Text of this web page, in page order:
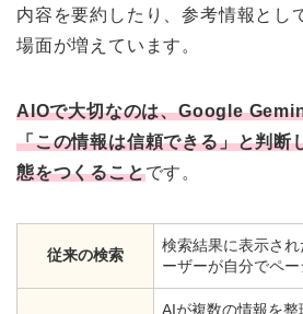
内容を要約したり、参考情報とし
場面が増えています。
AIOで大切なのは、Google
「この情報は信頼できる」と判断
態をつくることです。
従来の検索
検索結果に表示さ
ーザーが自分でペ
AIが複数の情報を